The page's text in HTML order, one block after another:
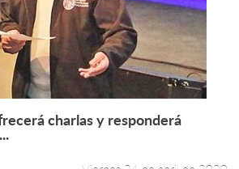
Leer más +
charlas y responderá